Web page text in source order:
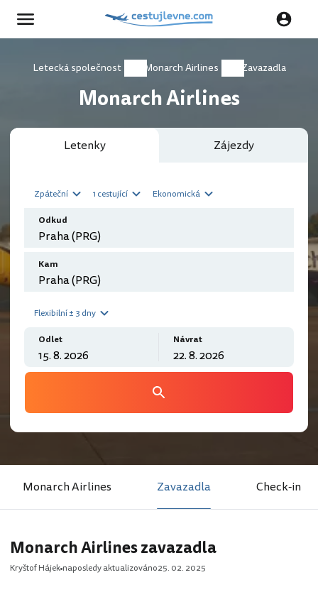
Letecká společnost Monarch Airlines Zavazadla
Monarch Airlines
Letenky Zájezdy
Zpáteční 1 cestující Ekonomická
Odkud
Kam
Flexibilní ± 3 dny
Odlet Návrat
Monarch Airlines Zavazadla Check-in
Monarch Airlines zavazadla
Kryštof Hájek naposledy aktualizováno25. 02. 2025